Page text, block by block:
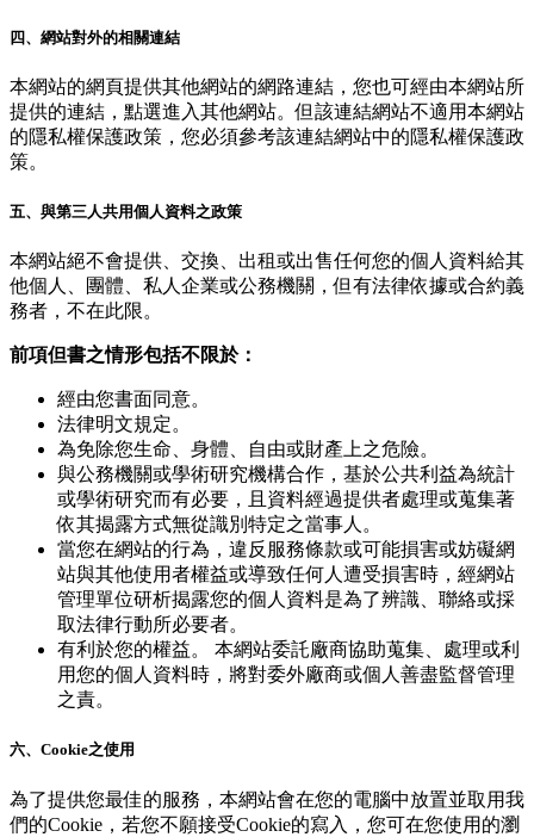
四、網站對外的相關連結
本網站的網頁提供其他網站的網路連結，您也可經由本網站所
提供的連結，點選進入其他網站。但該連結網站不適用本網站
的隱私權保護政策，您必須參考該連結網站中的隱私權保護政
策。
五、與第三人共用個人資料之政策
本網站絕不會提供、交換、出租或出售任何您的個人資料給其
他個人、團體、私人企業或公務機關，但有法律依據或合約義
務者，不在此限。
前項但書之情形包括不限於：
經由您書面同意。
法律明文規定。
為免除您生命、身體、自由或財產上之危險。
與公務機關或學術研究機構合作，基於公共利益為統計
或學術研究而有必要，且資料經過提供者處理或蒐集著
依其揭露方式無從識別特定之當事人。
當您在網站的行為，違反服務條款或可能損害或妨礙網
站與其他使用者權益或導致任何人遭受損害時，經網站
管理單位研析揭露您的個人資料是為了辨識、聯絡或採
取法律行動所必要者。
有利於您的權益。 本網站委託廠商協助蒐集、處理或利
用您的個人資料時，將對委外廠商或個人善盡監督管理
之責。
六、Cookie之使用
為了提供您最佳的服務，本網站會在您的電腦中放置並取用我
們的Cookie，若您不願接受Cookie的寫入，您可在您使用的瀏